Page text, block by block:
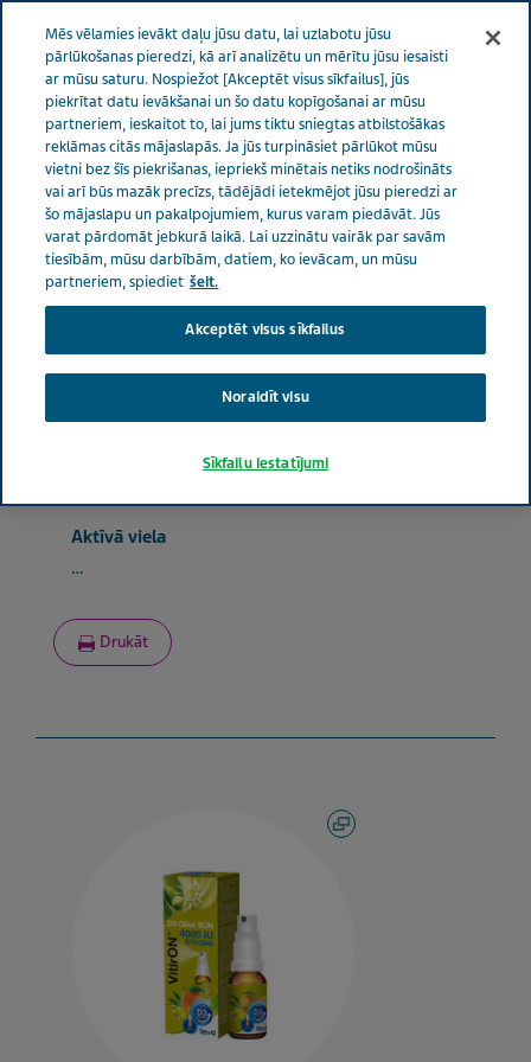
Latvia Produkti VitirON D3 Olive Sun 4000IU aerosols 10 ml
VitirON D3 Olive Sun
4000IU aerosols 10 ml
Aktīvā viela
…
Drukāt
Mēs vēlamies ievākt daļu jūsu datu, lai uzlabotu jūsu
pārlūkošanas pieredzi, kā arī analizētu un mērītu jūsu iesaisti
ar mūsu saturu. Nospiežot [Akceptēt visus sīkfailus], jūs
piekrītat datu ievākšanai un šo datu kopīgošanai ar mūsu
partneriem, ieskaitot to, lai jums tiktu sniegtas atbilstošākas
reklāmas citās mājaslapās. Ja jūs turpināsiet pārlūkot mūsu
vietni bez šīs piekrišanas, iepriekš minētais netiks nodrošināts
vai arī būs mazāk precīzs, tādējādi ietekmējot jūsu pieredzi ar
šo mājaslapu un pakalpojumiem, kurus varam piedāvāt. Jūs
varat pārdomāt jebkurā laikā. Lai uzzinātu vairāk par savām
tiesībām, mūsu darbībām, datiem, ko ievācam, un mūsu
partneriem, spiediet šeit.
Akceptēt visus sīkfailus
Noraidīt visu
Sīkfailu iestatījumi